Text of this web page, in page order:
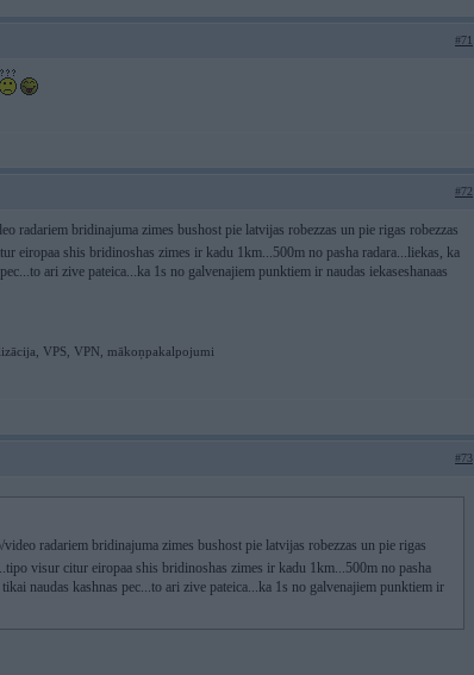
#71
#72
radariem bridinajuma zimes bushost pie latvijas robezzas un pie rigas robezzas
eiropaa shis bridinoshas zimes ir kadu 1km...500m no pasha radara...liekas, ka
ari zive pateica...ka 1s no galvenajiem punktiem ir naudas iekaseshanaas
VPS, VPN, mākoņpakalpojumi
#73
radariem bridinajuma zimes bushost pie latvijas robezzas un pie rigas
visur citur eiropaa shis bridinoshas zimes ir kadu 1km...500m no pasha
naudas kashnas pec...to ari zive pateica...ka 1s no galvenajiem punktiem ir